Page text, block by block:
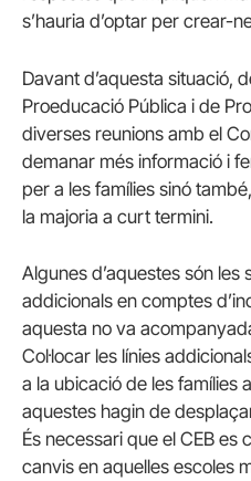
s’hauria d’optar per crear-
Davant d’aquesta situació,
Proeducació Pública i de
diverses reunions amb el
demanar més informació i
per a les famílies sinó
la majoria a curt termini.
Algunes d’aquestes són
addicionals en comptes
aquesta no va
Col·locar les línies
a la ubicació de les famílies
aquestes hagin de
És necessari que el CEB es
canvis en aquelles escoles